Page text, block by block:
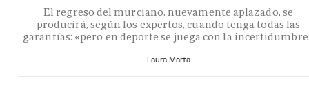
El regreso del murciano, nuevamente aplazado, se
producirá, según los expertos, cuando tenga todas las
garantías: «pero en deporte se juega con la
Laura Marta